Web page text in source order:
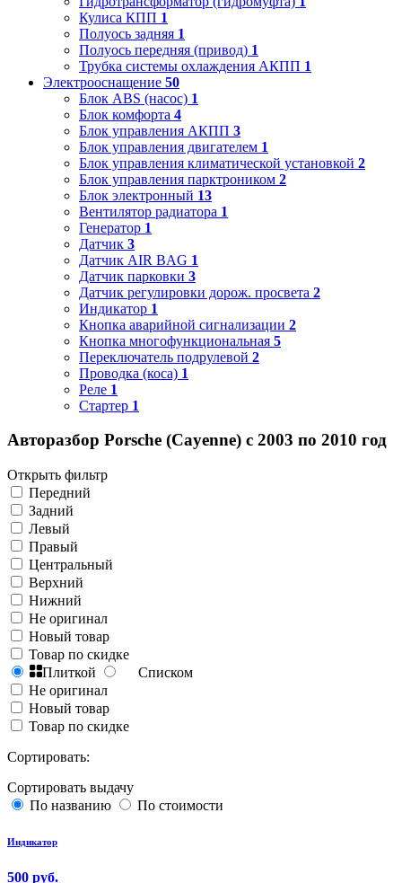
Кулиса КПП 1
Полуось задняя 1
Полуось передняя (привод) 1
Трубка системы охлаждения АКПП 1
Электрооснащение 50
Блок ABS (насос) 1
Блок комфорта 4
Блок управления АКПП 3
Блок управления двигателем 1
Блок управления климатической установкой 2
Блок управления парктроником 2
Блок электронный 13
Вентилятор радиатора 1
Генератор 1
Датчик 3
Датчик AIR BAG 1
Датчик парковки 3
Датчик регулировки дорож. просвета 2
Индикатор 1
Кнопка аварийной сигнализации 2
Кнопка многофункциональная 5
Переключатель подрулевой 2
Проводка (коса) 1
Реле 1
Стартер 1
Авторазбор Porsche (Cayenne) с 2003 по 2010 год
Открыть фильтр
Передний
Задний
Левый
Правый
Центральный
Верхний
Нижний
Не оригинал
Новый товар
Товар по скидке
Плиткой
Списком
Не оригинал
Новый товар
Товар по скидке
Сортировать:
Сортировать выдачу
По названию
По стоимости
Индикатор
500 руб.